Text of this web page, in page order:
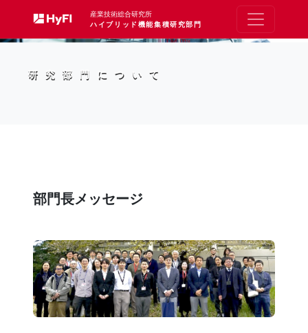
産業技術総合研究所
ハイブリッド機能集積研究部門
研究部門について
部門長メッセージ